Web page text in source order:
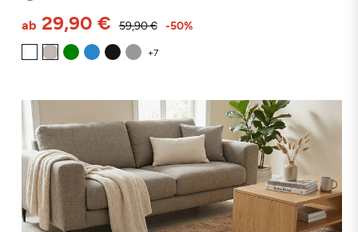
59,90 €
ab 29,90 € -50%